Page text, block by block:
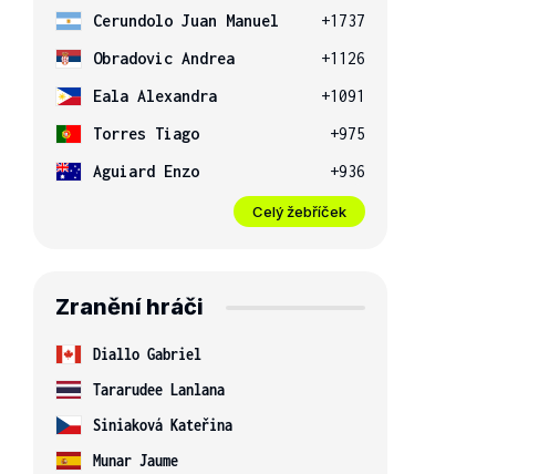
Cerundolo Juan Manuel
+1737
Obradovic Andrea
+1126
Eala Alexandra
+1091
Torres Tiago
+975
Aguiard Enzo
+936
Celý žebříček
Zranění hráči
Diallo Gabriel
Tararudee Lanlana
Siniaková Kateřina
Munar Jaume